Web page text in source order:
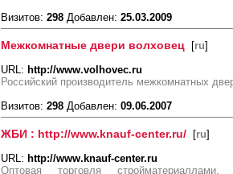
Визитов: 298 Добавлен: 25.03.2009
Межкомнатные двери волховец [ru]
URL: http://www.volhovec.ru
Российский производитель межкомнатных
Визитов: 298 Добавлен: 09.06.2007
ЖБИ : http://www.knauf-center.ru/ [ru]
URL: http://www.knauf-center.ru
Оптовая торговля